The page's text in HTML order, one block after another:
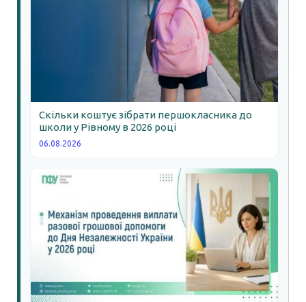
Скільки коштує зібрати першокласника до
школи у Рівному в 2026 році
06.08.2026